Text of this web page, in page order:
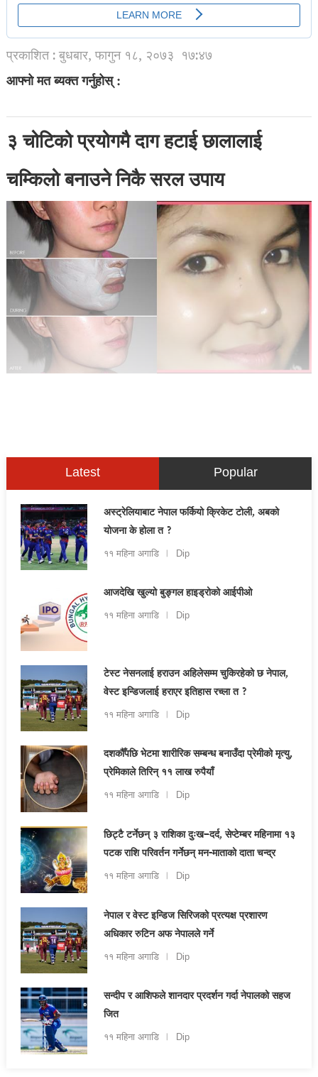
प्रकाशित : बुधबार, फागुन १८, २०७३ १७:४७
आफ्नो मत ब्यक्त गर्नुहोस् :
३ चोटिको प्रयोगमै दाग हटाई छालालाई
चम्किलो बनाउने निकै सरल उपाय
Latest Popular
अस्ट्रेलियाबाट नेपाल फर्कियो क्रिकेट टोली, अबको
योजना के होला त ?
११ महिना अगाडि Dip
आजदेखि खुल्यो बुङ्गल हाइड्रोको आईपीओ
११ महिना अगाडि Dip
टेस्ट नेसनलाई हराउन अहिलेसम्म चुकिरहेको छ नेपाल,
वेस्ट इन्डिजलाई हराएर इतिहास रच्ला त ?
११ महिना अगाडि Dip
दशकौँपछि भेटमा शारीरिक सम्बन्ध बनाउँदा प्रेमीको मृत्यु,
प्रेमिकाले तिरिन् ११ लाख रुपैयाँ
११ महिना अगाडि Dip
छिट्टै टर्नेछन् ३ राशिका दुःख–दर्द, सेप्टेम्बर महिनामा १३
पटक राशि परिवर्तन गर्नेछन् मन-माताको दाता चन्द्र
११ महिना अगाडि Dip
नेपाल र वेस्ट इन्डिज सिरिजको प्रत्यक्ष प्रशारण
अधिकार रुटिन अफ नेपालले गर्ने
११ महिना अगाडि Dip
सन्दीप र आशिफले शानदार प्रदर्शन गर्दा नेपालको सहज
जित
११ महिना अगाडि Dip